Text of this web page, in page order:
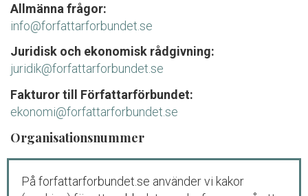
Allmänna frågor:
info@forfattarforbundet.se
Juridisk och ekonomisk rådgivning:
juridik@forfattarforbundet.se
Fakturor till Författarförbundet:
ekonomi@forfattarforbundet.se
Organisationsnummer
802004-7687
Telefon
På forfattarforbundet.se använder vi kakor